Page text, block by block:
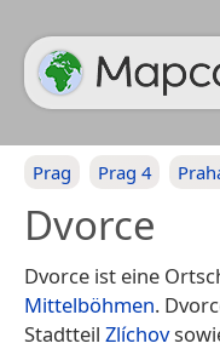
Prag Prag 4
Dvorce
Dvorce ist eine
Mittelböhmen.
Stadtteil Zlíchov